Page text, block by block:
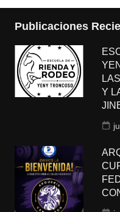
Publicaciones
Y